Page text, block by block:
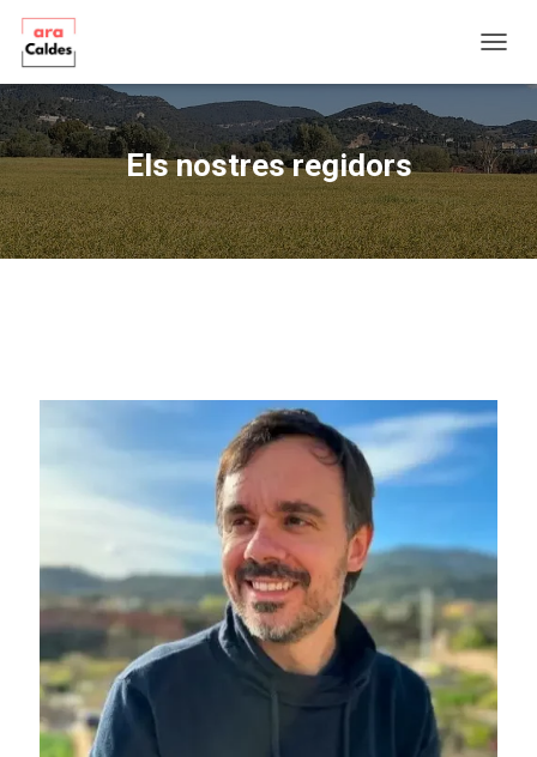
A
V
I
A
L
A
N
I
Ó
Els nostres regidors